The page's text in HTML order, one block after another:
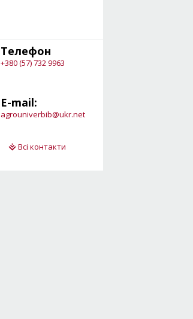
Телефон
+380 (57) 732 9963
E-mail:
agrouniverbib@ukr.net
Всі контакти